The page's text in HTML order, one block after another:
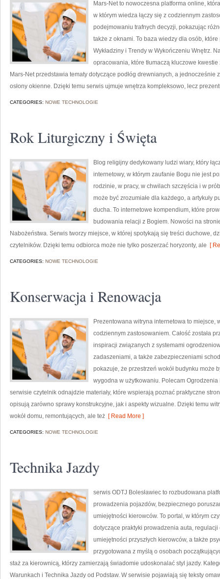
Mars-Net to nowoczesna platforma online,
w którym wiedza łączy się z codziennym
podejmowaniu trafnych decyzji, pokazując
także z oknami. To baza wiedzy dla osób,
Wykładziny i Trendy w Wykończeniu Wnętrz.
opracowania, które tłumaczą kluczowe
Mars-Net przedstawia tematy dotyczące podłóg drewnianych, a
osłony okienne. Dzięki temu serwis ujmuje wnętrza kompleksowo, lecz
CATEGORIES: NOWE TECHNOLOGIE
Rok Liturgiczny i Święta
Blog religijny dedykowany ludzi wiary, który
internetowy, w którym zaufanie Bogu nie jest
rodzinie, w pracy, w chwilach szczęścia i w
może być zrozumiałe dla każdego, a artykuły
ducha. To internetowe kompendium, które
budowania relacji z Bogiem. Nowości na
Nabożeństwa. Serwis tworzy miejsce, w której spotykają się treści duchowe,
czytelników. Dzięki temu odbiorca może nie tylko poszerzać horyzonty, ale [
CATEGORIES: NOWE TECHNOLOGIE
Konserwacja i Renowacja
Prezentowana witryna internetowa to miejsce,
codziennym zastosowaniem. Całość została
inspiracji związanych z systemami
zadaszeniami, a także zabezpieczeniami
pokazuje, że przestrzeń wokół budynku może
wygodna w użytkowaniu. Polecam Ogrodzenia
serwisie czytelnik odnajdzie materiały, które wspierają poznać praktyczne
opisują zarówno sprawy konstrukcyjne, jak i aspekty wizualne. Dzięki temu
wokół domu, remontujących, ale też [ Read More ]
CATEGORIES: NOWE TECHNOLOGIE
Technika Jazdy
serwis ODTJ Bolesławiec to rozbudowana
prowadzenia pojazdów, bezpiecznego
umiejętności kierowców. To portal, w którym
dotyczące praktyki prowadzenia auta,
umiejętności przyszłych kierowców, a także
przygotowana z myślą o osobach
staż za kierownicą, którzy zamierzają świadomie udoskonalać styl jazdy.
Warunkach i Technika Jazdy od Podstaw. W serwisie pojawiają się teksty